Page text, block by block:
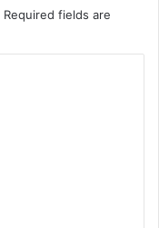
Required fields are